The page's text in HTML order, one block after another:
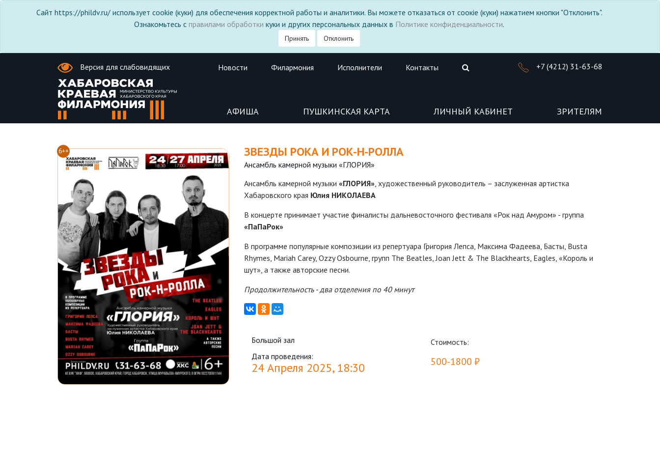
Сайт https://phildv.ru/ использует cookie (куки) для обеспечения корректной работы и аналитики. Вы можете отказаться от соокіе (куки) нажатием кнопки "Отклонить".
Ознакомьтесь с правилами обработки куки и других персональных данных в Политике конфиденциальности.
Принять Отклонить
Версия для слабовидящих Новости Филармония Исполнители Контакты +7 (4212) 31-63-68
АФИША ПУШКИНСКАЯ КАРТА ЛИЧНЫЙ КАБИНЕТ ЗРИТЕЛЯМ
6++ ЗВЕЗДЫ РОКА И РОК-Н-РОЛЛА
Ансамбль камерной музыки «ГЛОРИЯ»
Ансамбль камерной музыки «ГЛОРИЯ», художественный руководитель – заслуженная артистка
Хабаровского края Юлия НИКОЛАЕВА
В концерте принимает участие финалисты дальневосточного фестиваля «Рок над Амуром» - группа
«ПаПаРок»
В программе популярные композиции из репертуара Григория Лепса, Максима Фадеева, Басты, Busta
Rhymes, Mariah Carey, Ozzy Osbourne, групп The Beatles, Joan Jett & The Blackhearts, Eagles, «Король и
шут», а также авторские песни.
Продолжительность - два отделения по 40 минут
Большой зал
Дата проведения:
24 Апреля 2025, 18:30
Стоимость:
500-1800 ₽